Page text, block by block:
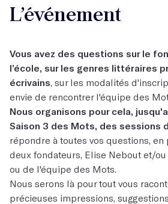
L’événement
Vous avez des questions sur le
l’école, sur les genres littéraires
écrivains, sur les modalités
envie de rencontrer l'équipe des
Nous organisons pour cela,
Saison 3 des Mots, des sessions
répondre à toutes vos questions, en
deux fondateurs, Elise Nebout et/
ou de l'équipe des Mots.
Nous serons là pour tout vous
précieuses impressions,